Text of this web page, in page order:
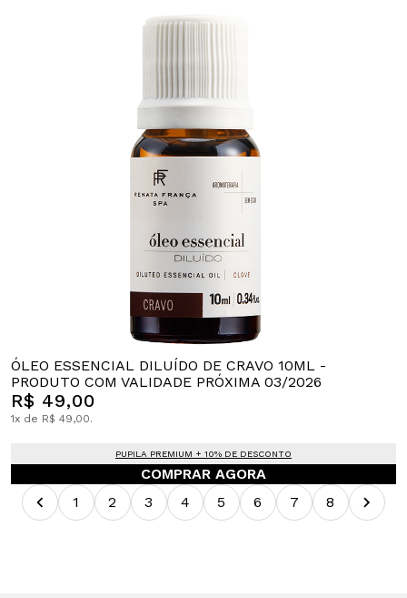
ÓLEO ESSENCIAL DILUÍDO DE CRAVO 10ML -
PRODUTO COM VALIDADE PRÓXIMA 03/2026
R$ 49,00
1x de R$ 49,00.
PUPILA PREMIUM + 10% DE DESCONTO
COMPRAR AGORA
1
2 3 4 5 6 7 8